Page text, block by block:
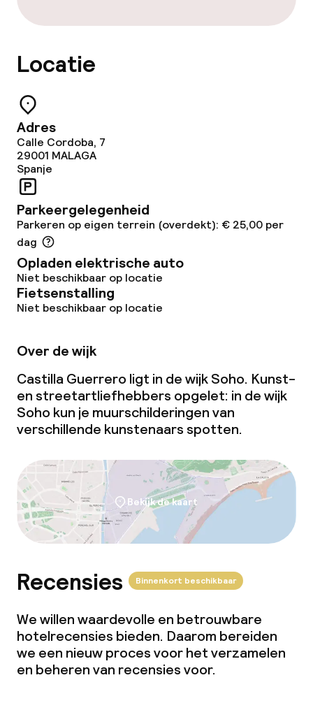
Locatie
Adres
Calle Cordoba, 7
29001 MALAGA
Spanje
Parkeergelegenheid
Parkeren op eigen terrein (overdekt): € 25,00 per
dag
Opladen elektrische auto
Niet beschikbaar op locatie
Fietsenstalling
Niet beschikbaar op locatie
Over de wijk
Castilla Guerrero ligt in de wijk Soho. Kunst-
en streetartliefhebbers opgelet: in de wijk
Soho kun je muurschilderingen van
verschillende kunstenaars spotten.
Bekijk de kaart
Recensies Binnenkort beschikbaar
We willen waardevolle en betrouwbare
hotelrecensies bieden. Daarom bereiden
we een nieuw proces voor het verzamelen
en beheren van recensies voor.